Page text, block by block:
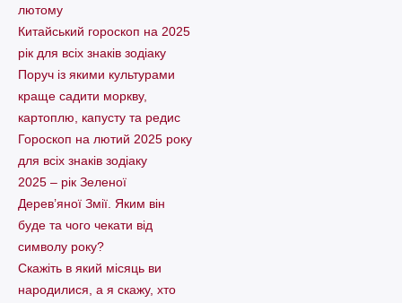
лютому
Китайський гороскоп на 2025
рік для всіх знаків зодіаку
Поруч із якими культурами
краще садити моркву,
картоплю, капусту та редис
Гороскоп на лютий 2025 року
для всіх знаків зодіаку
2025 – рік Зеленої
Дерев’яної Змії. Яким він
буде та чого чекати від
символу року?
Скажіть в який місяць ви
народилися, а я скажу, хто